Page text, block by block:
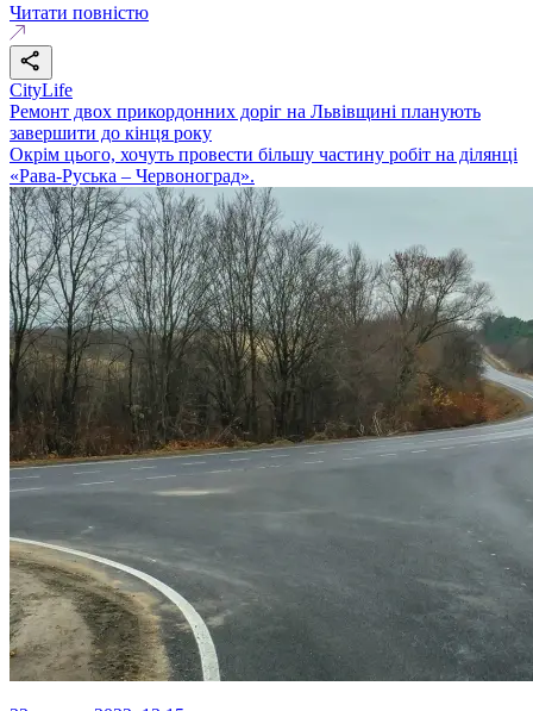
Читати повністю
CityLife
Ремонт двох прикордонних доріг на Львівщині планують
завершити до кінця року
Окрім цього, хочуть провести більшу частину робіт на ділянці
«Рава-Руська – Червоноград».